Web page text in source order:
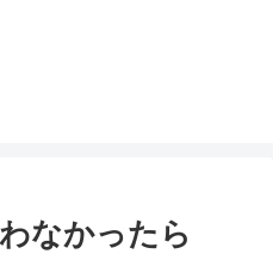
なかったら